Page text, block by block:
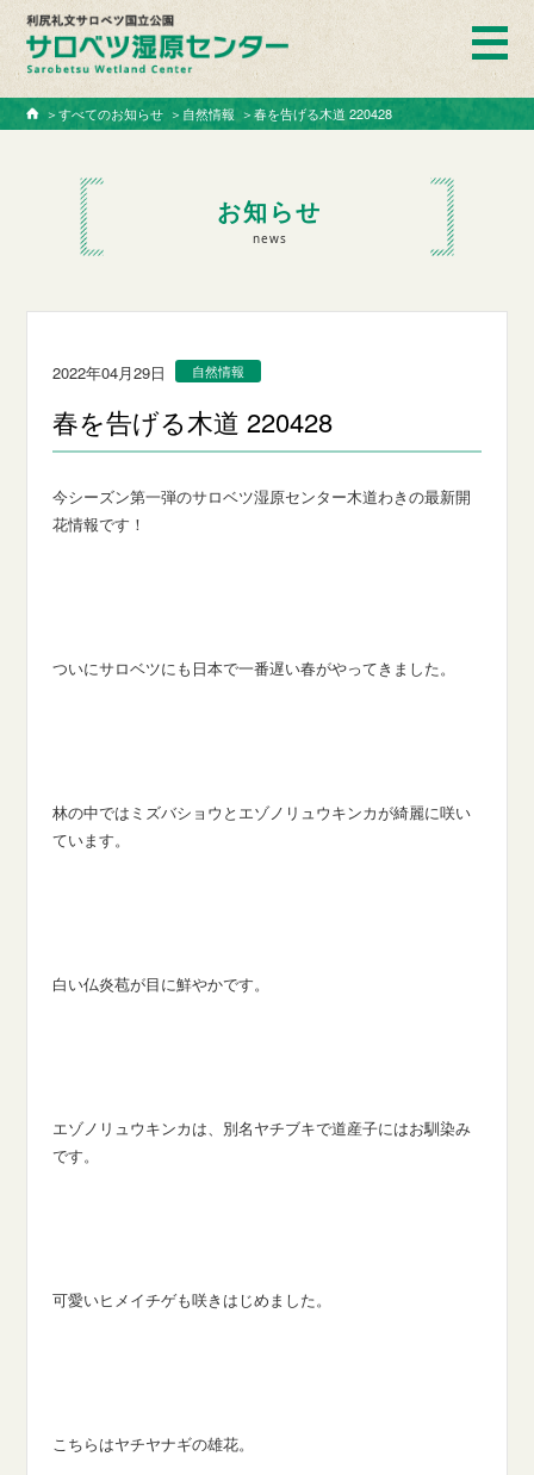
ホーム
＞すべてのお知らせ ＞ 自然情報 ＞春を告げる木道 220428
お知らせ
news
2022年04月29日 自然情報
春を告げる木道 220428
今シーズン第一弾のサロベツ湿原センター木道わきの最新開
花情報です！
ついにサロベツにも日本で一番遅い春がやってきました。
林の中ではミズバショウとエゾノリュウキンカが綺麗に咲い
ています。
白い仏炎苞が目に鮮やかです。
エゾノリュウキンカは、別名ヤチブキで道産子にはお馴染み
です。
可愛いヒメイチゲも咲きはじめました。
こちらはヤチヤナギの雄花。